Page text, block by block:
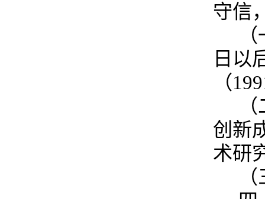
守信
日以
（
创新
术研